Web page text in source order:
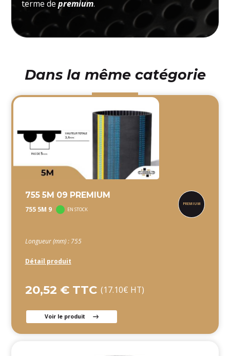
terme depremium.
Dans la même catégorie
755 5M 09 PREMIUM
755 5M 9 EN STOCK
Longueur (mm) : 755
Détail produit
20,52 € TTC (17.10€ HT)
Voir le produit